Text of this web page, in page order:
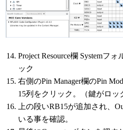
Project Resource欄 Systemフ
ック
右側のPin Manager欄のPin
15列をクリック。（鍵がロッ
上の段いRB15が追加され、
いる事を確認。